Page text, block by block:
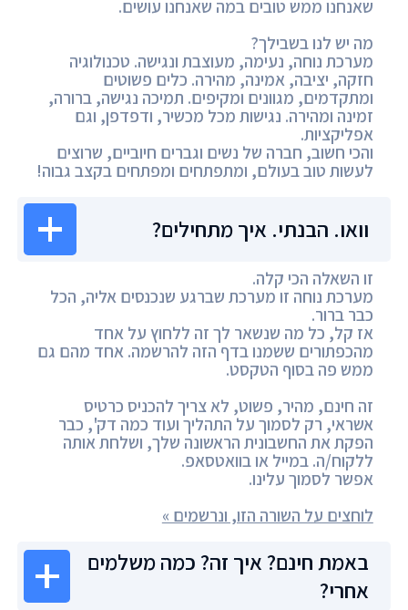
שאנחנו ממש טובים במה שאנחנו עושים.
מה יש לנו בשבילך?
מערכת נוחה, נעימה, מעוצבת ונגישה. טכנולוגיה
חזקה, יציבה, אמינה, מהירה. כלים פשוטים
ומתקדמים, מגוונים ומקיפים. תמיכה נגישה, ברורה,
זמינה ומהירה. נגישות מכל מכשיר, ודפדפן, וגם
אפליקציות.
והכי חשוב, חברה של נשים וגברים חיוביים, שרוצים
לעשות טוב בעולם, ומתפתחים ומפתחים בקצב גבוה!
וואו. הבנתי. איך מתחילים?
זו השאלה הכי קלה.
מערכת נוחה זו מערכת שברגע שנכנסים אליה, הכל
כבר ברור.
אז קל, כל מה שנשאר לך זה ללחוץ על אחד
מהכפתורים ששמנו בדף הזה להרשמה. אחד מהם גם
ממש פה בסוף הטקסט.
זה חינם, מהיר, פשוט, לא צריך להכניס כרטיס
אשראי, רק לסמוך על התהליך ועוד כמה דק', כבר
הפקת את החשבונית הראשונה שלך, ושלחת אותה
ללקוח/ה. במייל או בוואטסאפ.
אפשר לסמוך עלינו.
לוחצים על השורה הזו, ונרשמים »
באמת חינם? איך זה? כמה משלמים
אחרי?